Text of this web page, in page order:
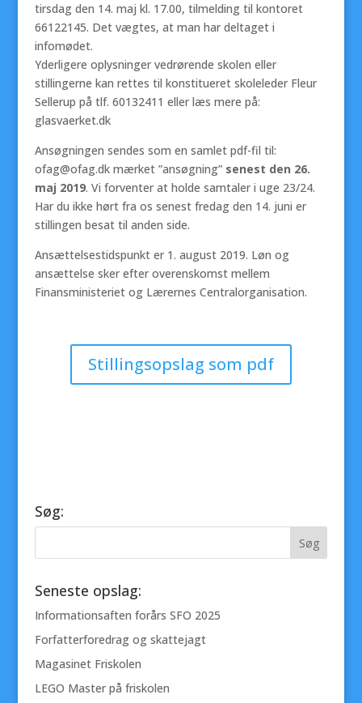
tirsdag den 14. maj kl. 17.00, tilmelding til kontoret
66122145. Det vægtes, at man har deltaget i
infomødet.
Yderligere oplysninger vedrørende skolen eller
stillingerne kan rettes til konstitueret skoleleder Fleur
Sellerup på tlf. 60132411 eller læs mere på:
glasvaerket.dk
Ansøgningen sendes som en samlet pdf-fil til:
ofag@ofag.dk mærket ”ansøgning” senest den 26.
maj 2019. Vi forventer at holde samtaler i uge 23/24.
Har du ikke hørt fra os senest fredag den 14. juni er
stillingen besat til anden side.
Ansættelsestidspunkt er 1. august 2019. Løn og
ansættelse sker efter overenskomst mellem
Finansministeriet og Lærernes Centralorganisation.
Stillingsopslag som pdf
Søg:
Seneste opslag:
Informationsaften forårs SFO 2025
Forfatterforedrag og skattejagt
Magasinet Friskolen
LEGO Master på friskolen